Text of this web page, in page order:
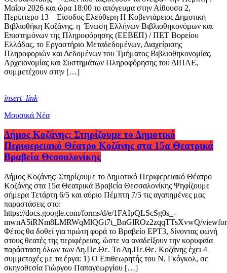
Μαΐου 2026 και ώρα 18:00 το απόγευμα στην Αίθουσα 2,
Περίπτερο 13 – Είσοδος Ελεύθερη Η Κοβεντάρειος Δημοτική
Βιβλιοθήκη Κοζάνης, η Ένωση Ελλήνων Βιβλιοθηκονόμων και
Επιστημόνων της Πληροφόρησης (ΕΕΒΕΠ) / ΠΕΤ Βορείου
Ελλάδας, το Εργαστήριο Μεταδεδομένων, Διαχείρισης
Πληροφοριών και Δεδομένων του Τμήματος Βιβλιοθηκονομίας,
Αρχειονομίας και Συστημάτων Πληροφόρησης του ΔΙΠΑΕ,
συμμετέχουν στην […]
insert_link
Μουσικά Νέα
Δήμος Κοζάνης: Στηρίζουμε το Δημοτικό
Περιφερειακό Θέατρο Κοζάνης στα 15α Θεατρικά
Βραβεία Θεσσαλονίκης
Δήμος Κοζάνης: Στηρίζουμε το Δημοτικό Περιφερειακό Θέατρο
Κοζάνης στα 15α Θεατρικά Βραβεία Θεσσαλονίκης Ψηφίζουμε
σήμερα Τετάρτη 6/5 και αύριο Πέμπτη 7/5 τις αγαπημένες μας
παραστάσεις στο:
https://docs.google.com/forms/d/e/1FAIpQLScSg0s_-
mwnA5iRNm8LMRWqMlQGt7t_BnGlROz2zqqTTsXvwQ/
Φέτος θα δοθεί για πρώτη φορά το Βραβείο ΕΡΤ3, δίνοντας φωνή
στους θεατές της περιφέρειας, ώστε να αναδείξουν την κορυφαία
παράσταση όλων των Δη.Πε.Θε. Το Δη.Πε.Θε. Κοζάνης έχει 4
συμμετοχές με τα έργα: 1) Ο Επιθεωρητής του Ν. Γκόγκολ, σε
σκηνοθεσία Γιώργου Παπαγεωργίου […]